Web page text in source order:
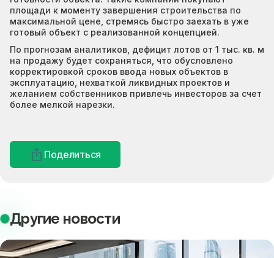
площади к моменту завершения строительства по
максимальной цене, стремясь быстро заехать в уже
готовый объект с реализованной концепцией.
По прогнозам аналитиков, дефицит лотов от 1 тыс. кв. м
на продажу будет сохраняться, что обусловлено
корректировкой сроков ввода новых объектов в
эксплуатацию, нехваткой ликвидных проектов и
желанием собственников привлечь инвесторов за счет
более мелкой нарезки.
Поделиться
Другие новости